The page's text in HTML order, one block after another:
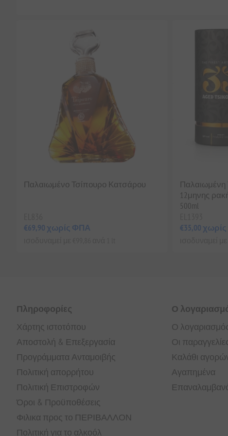
Παλαιωμένο Τσίπουρο Κατσάρου
€69,90 χωρίς ΦΠΑ
Παλαιωμένη
12μηνης
500ml
€35,00
Πληροφορίες
Χάρτης ιστοτόπου
Αποστολή & Επεξεργασία
Προγράμματα Ανταμοιβής
Πολιτική απορρήτου
Πολιτική Επιστροφών
Όροι & Προϋποθέσεις
Φιλικα προς το ΠΕΡΙΒΑΛΛΟΝ
Πολιτική για το αλκοόλ
Ο
Ο
Οι
Καλάθι
Αγαπημένα